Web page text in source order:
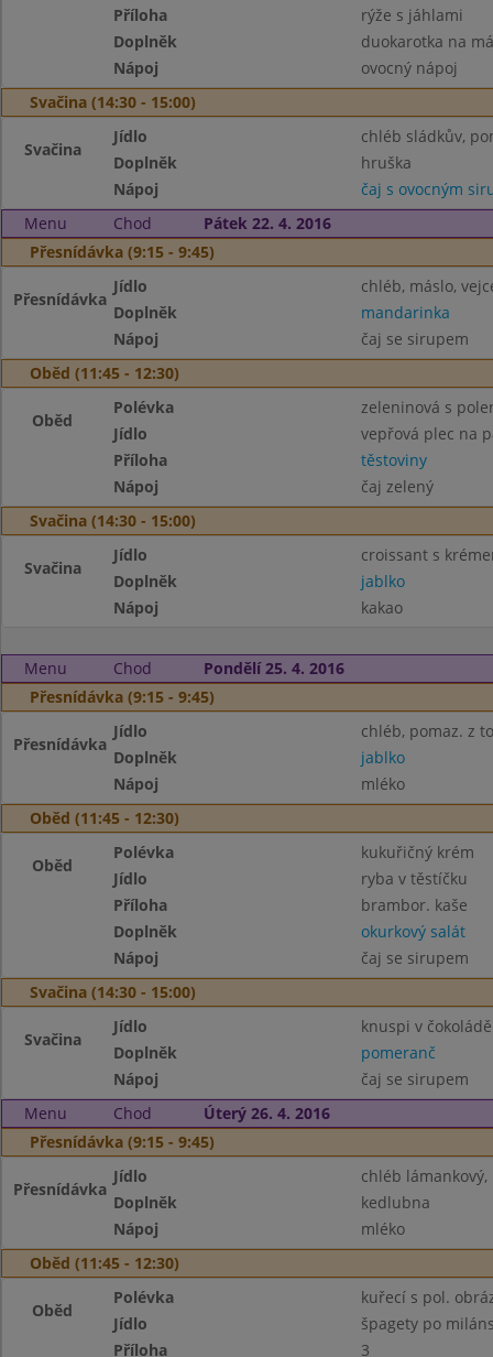
Příloha
rýže s jáhlami
Doplněk
duokarotka na
Nápoj
ovocný nápoj
Svačina (14:30 - 15:00)
Svačina
Jídlo
chléb sládkův,
Doplněk
hruška
Nápoj
čaj s ovocným
Menu
Chod
Pátek 22. 4. 2016
Přesnídávka (9:15 - 9:45)
Přesnídávka
Jídlo
chléb, máslo,
Doplněk
mandarinka
Nápoj
čaj se sirupem
Oběd (11:45 - 12:30)
Oběd
Polévka
zeleninová s
Jídlo
vepřová plec na
Příloha
těstoviny
Nápoj
čaj zelený
Svačina (14:30 - 15:00)
Svačina
Jídlo
croissant s
Doplněk
jablko
Nápoj
kakao
Menu Chod
Pondělí 25. 4. 2016
Přesnídávka (9:15 - 9:45)
Přesnídávka
Jídlo
chléb, pomaz. z
Doplněk
jablko
Nápoj
mléko
Oběd (11:45 - 12:30)
Oběd
Polévka
kukuřičný krém
Jídlo
ryba v těstíčku
Příloha
brambor. kaše
Doplněk
okurkový salát
Nápoj
čaj se sirupem
Svačina (14:30 - 15:00)
Svačina
Jídlo
knuspi v čokoládě
Doplněk
pomeranč
Nápoj
čaj se sirupem
Menu
Chod
Úterý 26. 4. 2016
Přesnídávka (9:15 - 9:45)
Přesnídávka
Jídlo
chléb
Doplněk
kedlubna
Nápoj
mléko
Oběd (11:45 - 12:30)
Oběd
Polévka
kuřecí s pol.
Jídlo
špagety po
Příloha
3